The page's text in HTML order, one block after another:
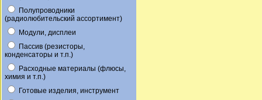
Полупроводники
(радиолюбительский ассортимент)
Модули, дисплеи
Пассив (резисторы,
конденсаторы и т.п.)
Расходные материалы (флюсы,
химия и т.п.)
Готовые изделия, инструмент